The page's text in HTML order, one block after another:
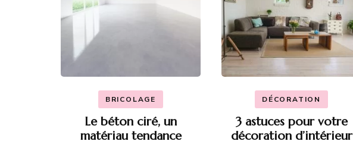
BRICOLAGE
Le béton ciré, un
matériau tendance
DÉCORATION
3 astuces pour votre
décoration d’intérieur